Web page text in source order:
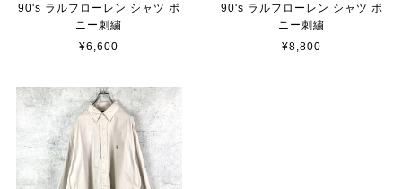
90's ラルフローレン シャツ ポ
ニー刺繍
¥6,600
90's ラルフローレン シャツ ポ
ニー刺繍
¥8,800